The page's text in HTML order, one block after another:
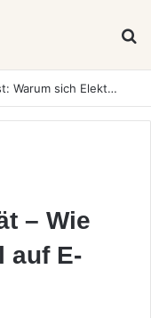
Was ein E-Auto wirklich noch wert ist: Warum sich Elektrofahrzeuge bei der Wertermittlung anders verhalten als Verbrenner
– Wie
auf E-